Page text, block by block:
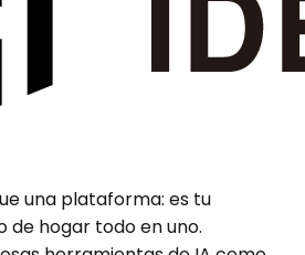
una plataforma: es tu
de hogar todo en uno.